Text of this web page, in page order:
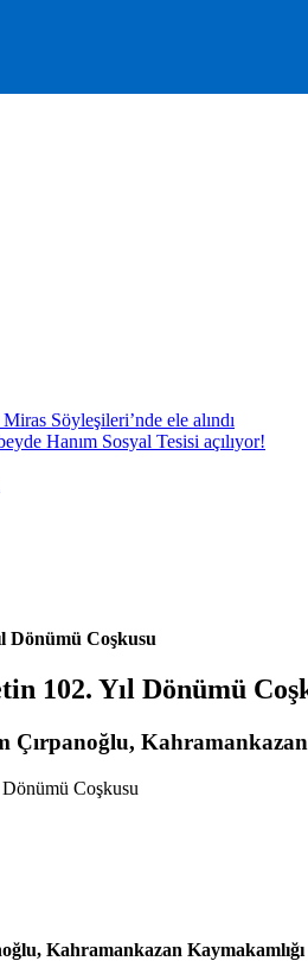
Söyleşileri’nde ele alındı
Hanım Sosyal Tesisi açılıyor!
Dönümü Coşkusu
102. Yıl Dönümü
Çırpanoğlu,
Kahramankazan